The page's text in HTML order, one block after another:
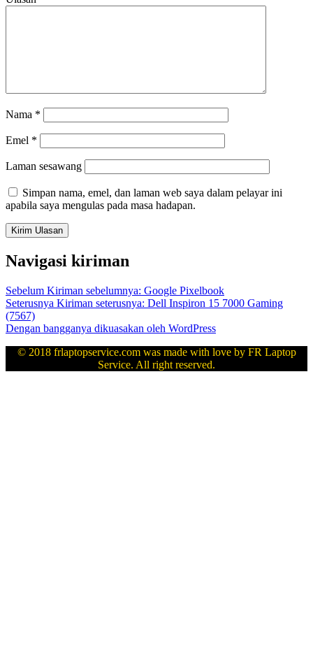
Nama *
Emel *
Laman sesawang
Simpan nama, emel, dan laman web saya dalam pelayar ini
apabila saya mengulas pada masa hadapan.
Navigasi kiriman
Sebelum Kiriman sebelumnya: Google Pixelbook
Seterusnya Kiriman seterusnya: Dell Inspiron 15 7000 Gaming
(7567)
Dengan bangganya dikuasakan oleh WordPress
© 2018 frlaptopservice.com was made with love by FR Laptop
Service. All right reserved.